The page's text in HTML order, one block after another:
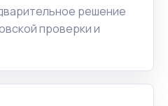
решение
проверки и